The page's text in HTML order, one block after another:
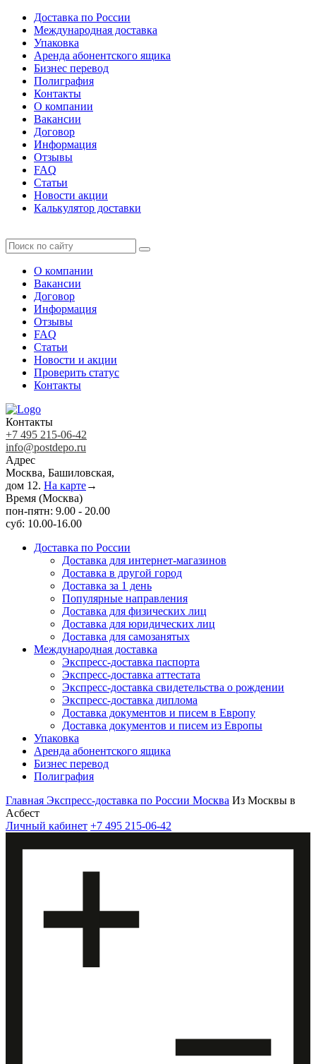
Доставка по России
Международная доставка
Упаковка
Аренда абонентского ящика
Бизнес перевод
Полиграфия
Контакты
О компании
Вакансии
Договор
Информация
Отзывы
FAQ
Статьи
Новости акции
Калькулятор доставки
О компании
Вакансии
Договор
Информация
Отзывы
FAQ
Статьи
Новости и акции
Проверить статус
Контакты
Контакты
+7 495 215-06-42
info@postdepo.ru
Адрес
Москва, Башиловская,
дом 12. На карте→
Время (Москва)
пон-пятн: 9.00 - 20.00
суб: 10.00-16.00
Доставка по России
Доставка для интернет-магазинов
Доставка в другой город
Доставка за 1 день
Популярные направления
Доставка для физических лиц
Доставка для юридических лиц
Доставка для самозанятых
Международная доставка
Экспресс-доставка паспорта
Экспресс-доставка аттестата
Экспресс-доставка свидетельства о рождении
Экспресс-доставка диплома
Доставка документов и писем в Европу
Доставка документов и писем из Европы
Упаковка
Аренда абонентского ящика
Бизнес перевод
Полиграфия
Главная Экспресс-доставка по России Москва Из Москвы в
Асбест
Личный кабинет +7 495 215-06-42